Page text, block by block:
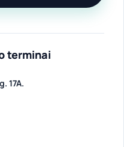
terminai
17A.